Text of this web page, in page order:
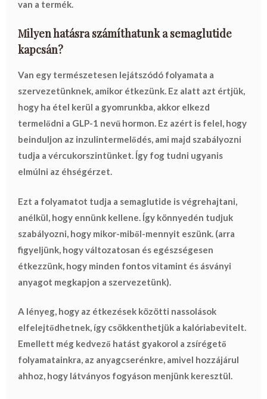
van a termék.
Milyen hatásra számíthatunk a semaglutide
kapcsán?
Van egy természetesen lejátszódó folyamata a
szervezetünknek, amikor étkezünk. Ez alatt azt értjük,
hogy ha étel kerül a gyomrunkba, akkor elkezd
termelődni a GLP-1 nevű hormon. Ez azért is felel, hogy
beinduljon az inzulintermelődés, ami majd szabályozni
tudja a vércukorszintünket. Így fog tudni ugyanis
elmúlni az éhségérzet.
Ezt a folyamatot tudja a semaglutide is végrehajtani,
anélkül, hogy ennünk kellene. Így könnyedén tudjuk
szabályozni, hogy mikor-miből-mennyit eszünk. (arra
figyeljünk, hogy változatosan és egészségesen
étkezzünk, hogy minden fontos vitamint és ásványi
anyagot megkapjon a szervezetünk).
A lényeg, hogy az étkezések közötti nassolások
elfelejtődhetnek, így csökkenthetjük a kalóriabevitelt.
Emellett még kedvező hatást gyakorol a zsírégető
folyamatainkra, az anyagcserénkre, amivel hozzájárul
ahhoz, hogy látványos fogyáson menjünk keresztül.